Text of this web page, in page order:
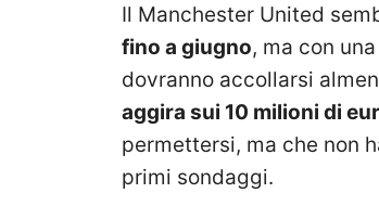
Il Manchester United
fino a giugno, ma con
dovranno accollarsi
aggira sui 10 milioni di
permettersi, ma che non
primi sondaggi.